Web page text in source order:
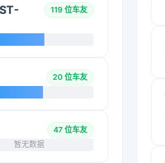
119 位车友
20 位车友
47 位车友
暂无数据